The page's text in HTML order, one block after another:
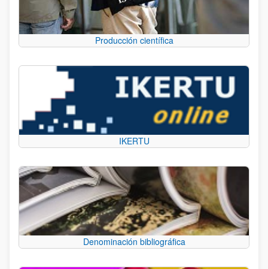
Producción científica
IKERTU
Denominación bibliográfica